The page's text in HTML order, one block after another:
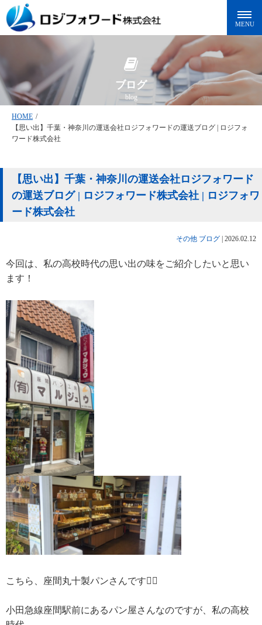
ブログ
blog
HOME /
【思い出】千葉・神奈川の運送会社ロジフォワードの運送ブログ | ロジフォ
ワード株式会社
【思い出】千葉・神奈川の運送会社ロジフォワード
の運送ブログ | ロジフォワード株式会社 | ロジフォワ
ード株式会社
その他 ブログ 2026.02.12
今回は、私の高校時代の思い出の味をご紹介したいと思い
ます！
こちら、 座間丸十製パンさんです💁‍♀️
小田急線座間駅前にあるパン屋さんなのですが、私の高校